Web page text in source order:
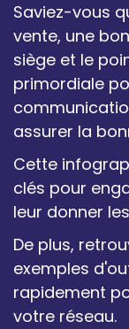
Saviez-vous
vente, une
siège et le
primordiale
assurer la
Cette
clés pour
leur donner
De plus,
exemples
rapidement
votre réseau.